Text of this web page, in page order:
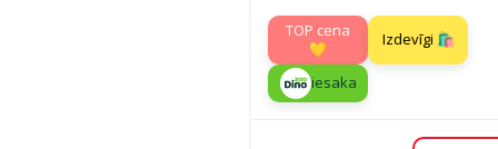
TOP cena
💛
Izdevīgi 🛍️
iesaka